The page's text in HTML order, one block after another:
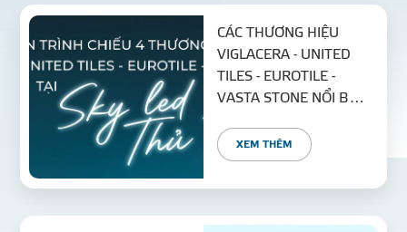
CÁC THƯƠNG HIỆU
VIGLACERA - UNITED
TILES - EUROTILE -
VASTA STONE NỔI BẬT
XEM THÊM